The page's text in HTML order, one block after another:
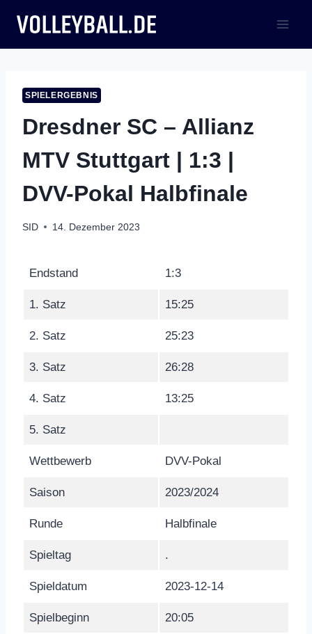
Inhalt
springen
SPIELERGEBNIS
Dresdner SC – Allianz
MTV Stuttgart | 1:3 |
DVV-Pokal Halbfinale
SID 14. Dezember 2023
Endstand 1:3
1. Satz 15:25
2. Satz 25:23
3. Satz 26:28
4. Satz 13:25
5. Satz
Wettbewerb DVV-Pokal
Saison 2023/2024
Runde Halbfinale
Spieltag .
Spieldatum 2023-12-14
Spielbeginn 20:05